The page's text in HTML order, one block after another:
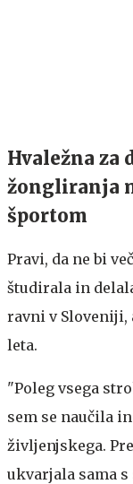
Hvaležna za
žongliranja
športom
Pravi, da ne bi
študirala in
ravni v Sloveniji,
leta.
"Poleg vsega
sem se naučila
življenjskega.
ukvarjala sama